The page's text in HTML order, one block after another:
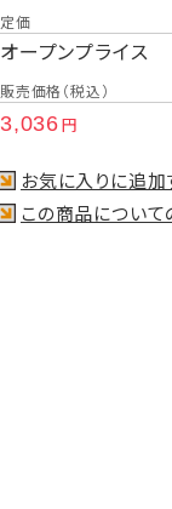
定価
オープンプライス
販売価格（税込）
3,036円
お気に入りに追加
この商品につい